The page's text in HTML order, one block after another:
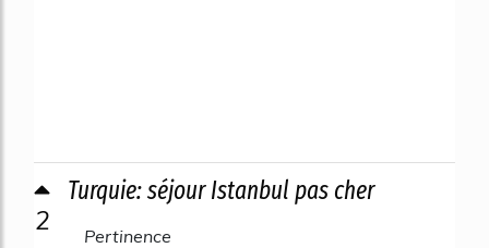
2
Turquie: séjour Istanbul pas cher
Pertinence